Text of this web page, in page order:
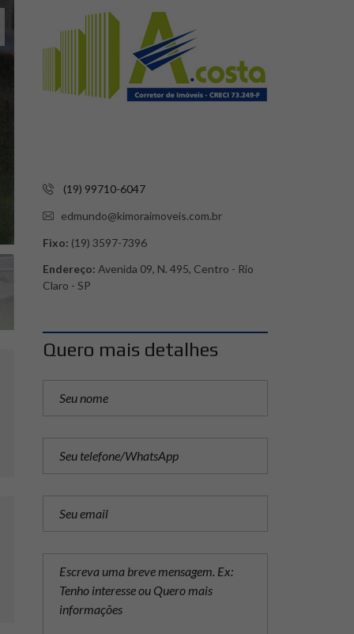
(19) 99710-6047
edmundo@kimoraimoveis.com.br
Fixo: (19) 3597-7396
Endereço: Avenida 09, N. 495, Centro - Rio
Claro - SP
Quero mais detalhes